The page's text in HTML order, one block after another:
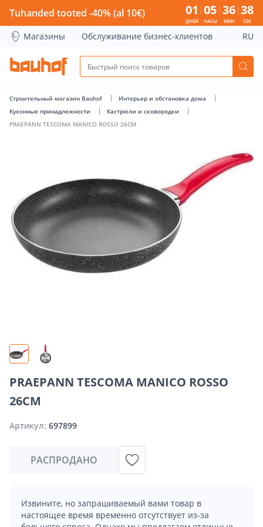
PRAEPANN TESCOMA MANICO ROSSO 26CM - Bauhof has
Tuhanded tooted -40% (al 10€) 01
ДНЕЙ
05
ЧАСЫ
36
МИН
37
СЕК
Магазины Обслуживание бизнес-клиентов RU
Строительный магазин Bauhof
Интерьер и обстановка дома
Кухонные принадлежности
Кастрюли и сковородки
PRAEPANN TESCOMA MANICO ROSSO 26CM
PRAEPANN TESCOMA MANICO ROSSO
26CM
Артикул: 697899
РАСПРОДАНО
Извините, но запрашиваемый вами товар в
настоящее время временно отсутствует из-за